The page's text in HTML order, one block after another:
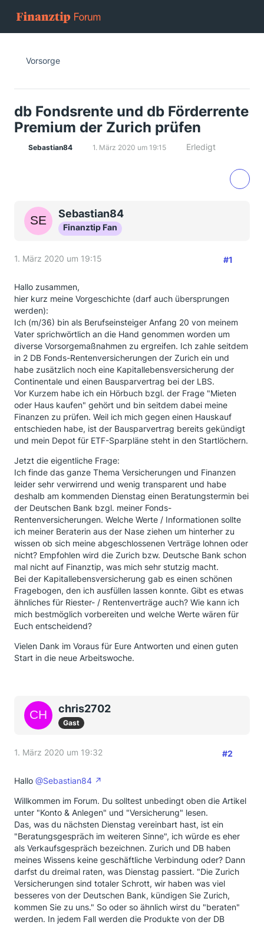
Vorsorge
db Fondsrente und db Förderrente
Premium der Zurich prüfen
Sebastian84 1. März 2020 um 19:15 Erledigt
Sebastian84
Finanztip Fan
1. März 2020 um 19:15 #1
Hallo zusammen,
hier kurz meine Vorgeschichte (darf auch übersprungen
werden):
Ich (m/36) bin als Berufseinsteiger Anfang 20 von meinem
Vater sprichwörtlich an die Hand genommen worden um
diverse Vorsorgemaßnahmen zu ergreifen. Ich zahle seitdem
in 2 DB Fonds-Rentenversicherungen der Zurich ein und
habe zusätzlich noch eine Kapitallebensversicherung der
Continentale und einen Bausparvertrag bei der LBS.
Vor Kurzem habe ich ein Hörbuch bzgl. der Frage "Mieten
oder Haus kaufen" gehört und bin seitdem dabei meine
Finanzen zu prüfen. Weil ich mich gegen einen Hauskauf
entschieden habe, ist der Bausparvertrag bereits gekündigt
und mein Depot für ETF-Sparpläne steht in den Startlöchern.
Jetzt die eigentliche Frage:
Ich finde das ganze Thema Versicherungen und Finanzen
leider sehr verwirrend und wenig transparent und habe
deshalb am kommenden Dienstag einen Beratungstermin bei
der Deutschen Bank bzgl. meiner Fonds-
Rentenversicherungen. Welche Werte / Informationen sollte
ich meiner Beraterin aus der Nase ziehen um hinterher zu
wissen ob sich meine abgeschlossenen Verträge lohnen oder
nicht? Empfohlen wird die Zurich bzw. Deutsche Bank schon
mal nicht auf Finanztip, was mich sehr stutzig macht.
Bei der Kapitallebensversicherung gab es einen schönen
Fragebogen, den ich ausfüllen lassen konnte. Gibt es etwas
ähnliches für Riester- / Rentenverträge auch? Wie kann ich
mich bestmöglich vorbereiten und welche Werte wären für
Euch entscheidend?
Vielen Dank im Voraus für Eure Antworten und einen guten
Start in die neue Arbeitswoche.
chris2702
Gast
1. März 2020 um 19:32 #2
Hallo @Sebastian84
Willkommen im Forum. Du solltest unbedingt oben die Artikel
unter "Konto & Anlegen" und "Versicherung" lesen.
Das, was du nächsten Dienstag vereinbart hast, ist ein
"Beratungsgespräch im weiteren Sinne", ich würde es eher
als Verkaufsgespräch bezeichnen. Zurich und DB haben
meines Wissens keine geschäftliche Verbindung oder? Dann
darfst du dreimal raten, was Dienstag passiert. "Die Zurich
Versicherungen sind totaler Schrott, wir haben was viel
besseres von der Deutschen Bank, kündigen Sie Zurich,
kommen Sie zu uns." So oder so ähnlich wirst du "beraten"
werden. In jedem Fall werden die Produkte von der DB